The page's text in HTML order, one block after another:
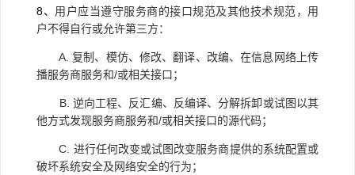
8、 用户应当遵守服务商的接口规范及其他技术规范，用
户不得自行或允许第三方：
A.复制、模仿、修改、翻译、改编、在信息网络上传
播服务商服务和/或相关接口；
B. 逆向工程、反汇编、反编译、分解拆卸或试图以其
他方式发现服务商服务和/或相关接口的源代码；
C. 进行任何改变或试图改变服务商提供的系统配置或
破坏系统安全及网络安全的行为；